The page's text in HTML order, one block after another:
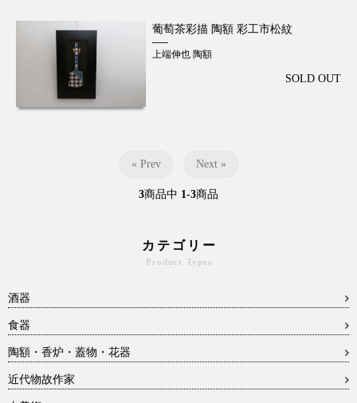
葡萄茶彩描 陶額 彩工市松紋
上端伸也 陶額
SOLD OUT
« Prev Next »
3商品中 1-3商品
カテゴリー
Product Types
酒器
食器
陶額・香炉・蓋物・花器
近代物故作家